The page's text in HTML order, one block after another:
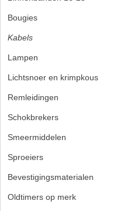
Bougies
Kabels
Lampen
Lichtsnoer en krimpkous
Remleidingen
Schokbrekers
Smeermiddelen
Sproeiers
Bevestigingsmaterialen
Oldtimers op merk